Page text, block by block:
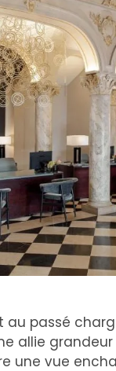
passé
allie
une vue